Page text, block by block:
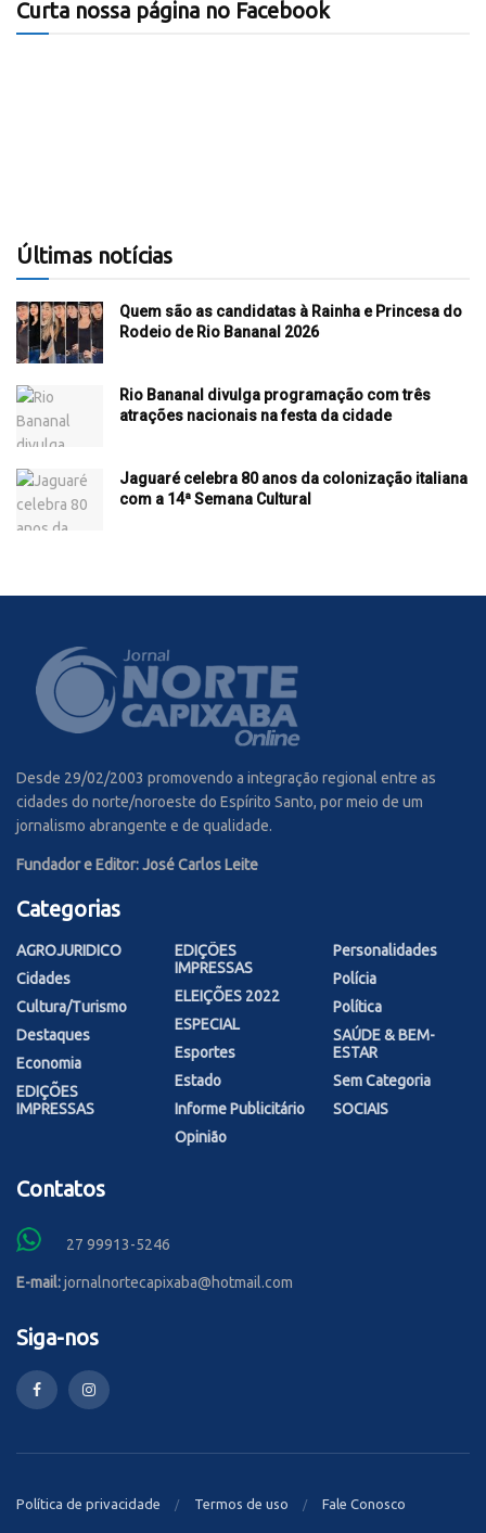
Curta nossa página no Facebook
Últimas notícias
Quem são as candidatas à Rainha e Princesa do
Rodeio de Rio Bananal 2026
Rio Bananal divulga programação com três
atrações nacionais na festa da cidade
Jaguaré celebra 80 anos da colonização italiana
com a 14ª Semana Cultural
Desde 29/02/2003 promovendo a integração regional entre as
cidades do norte/noroeste do Espírito Santo, por meio de um
jornalismo abrangente e de qualidade.
Fundador e Editor: José Carlos Leite
Categorias
AGROJURIDICO
Cidades
Cultura/Turismo
Destaques
Economia
EDIÇÕES
IMPRESSAS
EDIÇÕES
IMPRESSAS
ELEIÇÕES 2022
ESPECIAL
Esportes
Estado
Informe Publicitário
Opinião
Personalidades
Polícia
Política
SAÚDE & BEM-
ESTAR
Sem Categoria
SOCIAIS
Contatos
27 99913-5246
E-mail:jornalnortecapixaba@hotmail.com
Siga-nos
Política de privacidade Termos de uso Fale Conosco